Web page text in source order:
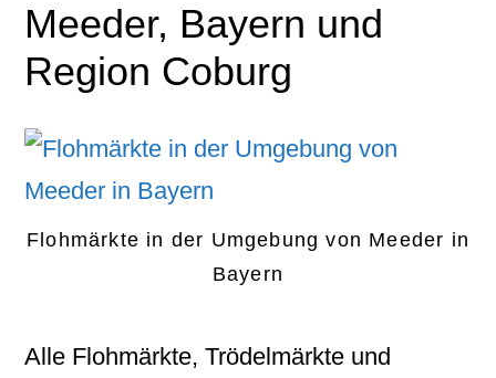
Meeder, Bayern und
Region Coburg
Flohmärkte in der Umgebung von Meeder in
Bayern
Alle Flohmärkte, Trödelmärkte und